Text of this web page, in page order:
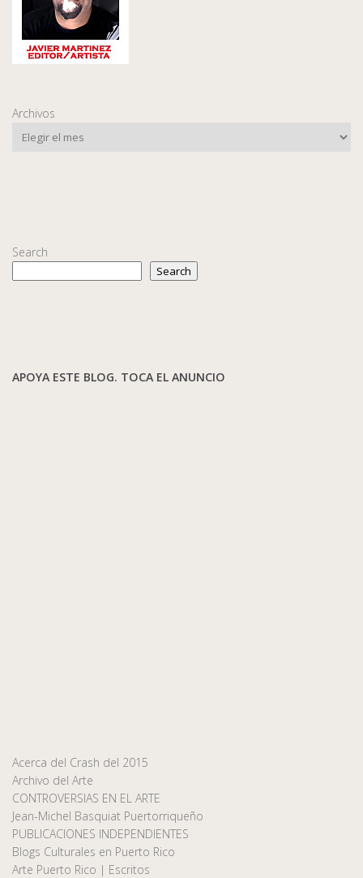
Archivos
Search
Search
APOYA ESTE BLOG. TOCA EL ANUNCIO
Acerca del Crash del 2015
Archivo del Arte
CONTROVERSIAS EN EL ARTE
Jean-Michel Basquiat Puertorriqueño
PUBLICACIONES INDEPENDIENTES
Blogs Culturales en Puerto Rico
Arte Puerto Rico | Escritos